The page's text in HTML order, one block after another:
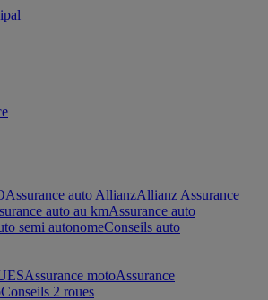
Assurance auto AllianzAllianz Assurance
auto au kmAssurance auto
semi autonomeConseils auto
Assurance motoAssurance
Conseils 2 roues